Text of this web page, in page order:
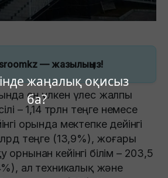
жаңалық оқисыз
ба?
— жазылыңыз!
ең үлкен үлес жалпы
– 1,14 трлн теңге немесе
орында мектепке дейінгі
теңге (13,9%), жоғары
кейінгі білім – 203,5
ал техникалық және